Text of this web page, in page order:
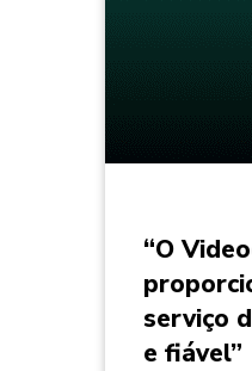
“O
serviço
e fiável”